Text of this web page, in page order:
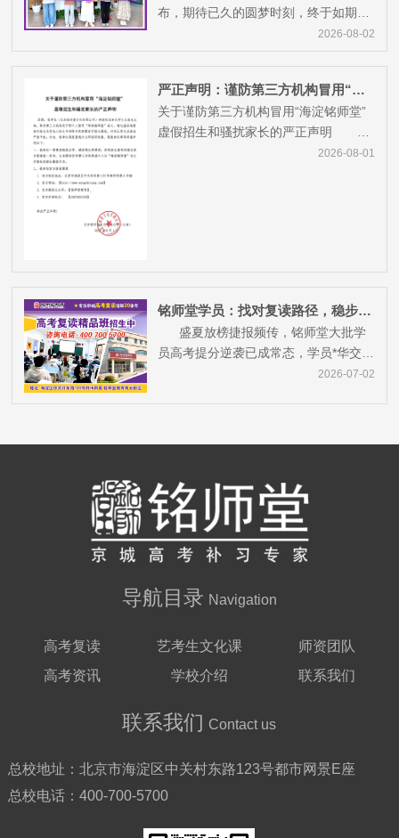
刘老师——历史教师
肖老师——生物教师
布，期待已久的圆梦时刻，终于如期而
至。这段时间，录取喜讯如繁花...2026-08-02
严正声明：谨防第三方机构冒用“海淀铭师堂” 虚假招生
关于谨防第三方机构冒用“海淀铭师堂”
虚假招生和骚扰家长的严正声明 近
期，我单位(北京铭师堂文化...2026-08-01
铭师堂学员：找对复读路径，稳步实现分数飞跃！
盛夏放榜捷报频传，铭师堂大批学
员高考提分逆袭已成常态，学员*华交出
2026-07-02
导航目录 Navigation
高考复读 艺考生文化课
师资团队
高考资讯
学校介绍 联系我们
联系我们 Contact us
总校地址： 北京市海淀区中关村东路123号都市网景E座
总校电话： 400-700-5700